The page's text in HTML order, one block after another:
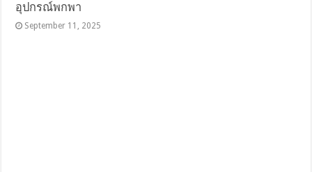
อุปกรณ์พกพา
September 11, 2025